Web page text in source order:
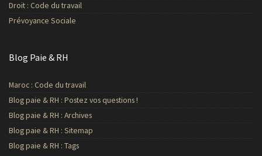
Droit : Code du travail
Prévoyance Sociale
Blog Paie & RH
Maroc : Code du travail
Blog paie & RH : Postez vos questions !
Blog paie & RH : Archives
Blog paie & RH : Sitemap
Blog paie & RH : Tags